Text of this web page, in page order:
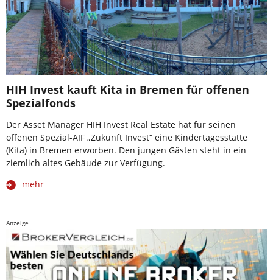
HIH Invest kauft Kita in Bremen für offenen
Spezialfonds
Der Asset Manager HIH Invest Real Estate hat für seinen
offenen Spezial-AIF „Zukunft Invest“ eine Kindertagesstätte
(Kita) in Bremen erworben. Den jungen Gästen steht in ein
ziemlich altes Gebäude zur Verfügung.
mehr
Anzeige